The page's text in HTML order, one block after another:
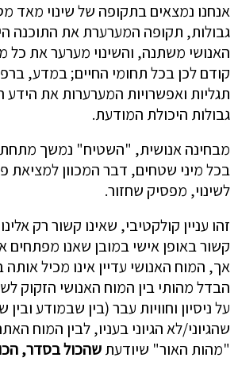
אנחנו נמצאים בתקופה של שינוי מאד
גבולות, תקופה המערערת את התוכנה
האנושי משתנה, והשינוי מערער את כל
קודם לכן בכל תחומי החיים; במדע,
תגליות ואפשרויות המערערות את הידע
גבולות היכולת המודעת.
מבחינה אנושית, "השטיח" נמשך מתחת
בכל מיני שטחים, דבר המכוון למציאת
לשינוי, מפסיק שחזור.
זהו עניין קולקטיבי, שאינו קשור רק
קשור באופן אישי במובן שאנו מפתחים
אך, המוח האנושי עדיין אינו מכיל אותה
הבדל מהותי בין המוח האנושי הזקוק
על ניסיון וחוויות עבר (בין שבמודע
שהגיוני/לא הגיוני בעניו, לבין המוח
"מהות האור" שיודעתשהכול בסדר,